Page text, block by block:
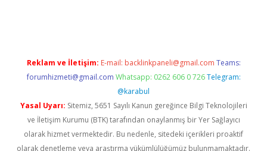
Reklam ve İletişim: E-mail: backlinkpaneli@gmail.com Teams:
forumhizmeti@gmail.com Whatsapp: 0262 606 0 726 Telegram:
@karabul
Yasal Uyarı: Sitemiz, 5651 Sayılı Kanun gereğince Bilgi Teknolojileri
ve İletişim Kurumu (BTK) tarafından onaylanmış bir Yer Sağlayıcı
olarak hizmet vermektedir. Bu nedenle, sitedeki içerikleri proaktif
olarak denetleme veya araştırma yükümlülüğümüz bulunmamaktadır.